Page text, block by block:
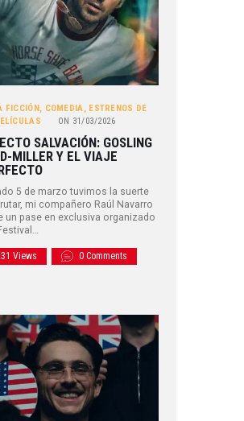
FICCIÓN, COMEDIA, ESTRENOS DE
ON 31/03/2026
SALVACIÓN: GOSLING
MILLER Y EL VIAJE
5 de marzo tuvimos la suerte
mi compañero Raúl Navarro
un pase en exclusiva organizado
Views 0 Comments